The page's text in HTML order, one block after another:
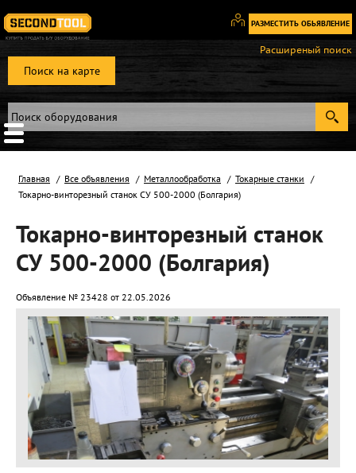
РАЗМЕСТИТЬ ОБЬЯВЛЕНИЕ
Вход
Регистрация
Поиск на карте
Расширеный поиск
Главная Все объявления Металлообработка
Токарные станки
Токарно-винторезный станок СУ 500-2000 (Болгария)
Токарно-винторезный станок
СУ 500-2000 (Болгария)
Объявление № 23428 от 22.05.2026